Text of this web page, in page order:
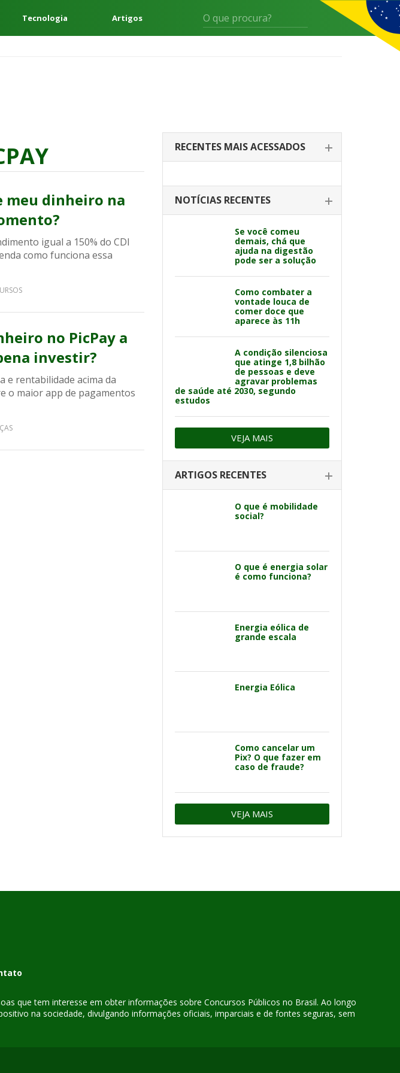
Tecnologia Artigos
meu dinheiro na
igual a 150% do CDI
como funciona essa
no PicPay a
investir?
e rentabilidade acima da
o maior app de pagamentos
RECENTES MAIS ACESSADOS
NOTÍCIAS RECENTES
Se você comeu
demais, chá que
ajuda na digestão
pode ser a solução
Como combater a
vontade louca de
comer doce que
aparece às 11h
A condição silenciosa
que atinge 1,8 bilhão
de pessoas e deve
agravar problemas
de saúde até 2030, segundo
estudos
VEJA MAIS
ARTIGOS RECENTES
O que é mobilidade
social?
O que é energia solar
é como funciona?
Energia eólica de
grande escala
Energia Eólica
Como cancelar um
Pix? O que fazer em
caso de fraude?
VEJA MAIS
que tem interesse em obter informações sobre Concursos Públicos no Brasil. Ao longo
na sociedade, divulgando informações oficiais, imparciais e de fontes seguras, sem